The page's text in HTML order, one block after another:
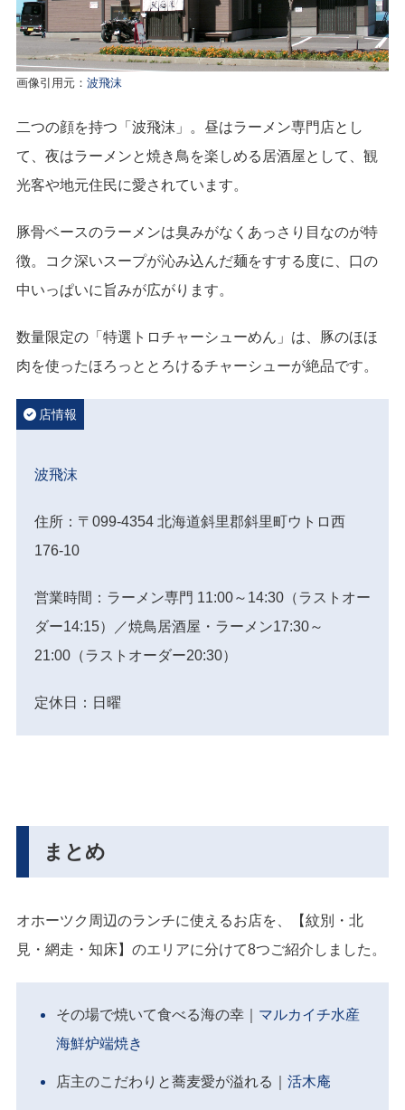
画像引用元： 波飛沫
二つの顔を持つ「波飛沫」。昼はラーメン専門店とし
て、夜はラーメンと焼き鳥を楽しめる居酒屋として、観
光客や地元住民に愛されています。
豚骨ベースのラーメンは臭みがなくあっさり目なのが特
徴。コク深いスープが沁み込んだ麺をすする度に、口の
中いっぱいに旨みが広がります。
数量限定の「特選トロチャーシューめん」は、豚のほほ
肉を使ったほろっととろけるチャーシューが絶品です。
店情報
波飛沫
住所：〒099-4354 北海道斜里郡斜里町ウトロ西
176-10
営業時間：ラーメン専門 11:00～14:30（ラストオー
ダー14:15）／焼鳥居酒屋・ラーメン17:30～
21:00（ラストオーダー20:30）
定休日：日曜
まとめ
オホーツク周辺のランチに使えるお店を、【紋別・北
見・網走・知床】のエリアに分けて8つご紹介しました。
その場で焼いて食べる海の幸｜ マルカイチ水産
海鮮炉端焼き
店主のこだわりと蕎麦愛が溢れる｜ 活木庵